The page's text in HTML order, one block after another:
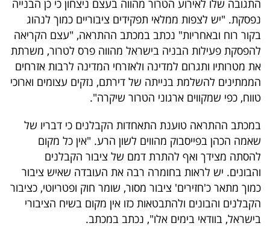
פרסמו
באייס
עקבו
אחרינו:
התגובה שלו לאירוע הטרור מהווה בעצם ניצחון כי כן הבנייה
נפסקת. "יש לצפות ממלאי תפקידים ציבוריים כמוך לנהוג
בקור רוח ובאחריות" נכתב במכתב ההתראה, "עצם הקריאה
להפסקת פעילות הבניה בישראל מהווה פרס לטרור, משרתת
את מטרותיו ותגרום למדינה ולאזרחי המדינה לרבות אזרחים
הממתינים להשלמת בנייתה של דירתם, נזקים עצומים וארוכי
טווח, כפי שמקווים ארגוני הטרור שיקרה".
במכתב ההתראה טוענת התאחדות הקבלנים כי דבריו של
שאמה הכהן בפייסבוק מהווים לשון הרע. "אין כל מקום
להסתה מצידך ואף להתרת דמם של ציבור הקבלנים
והבונים. יש לראות בחומרה רבה את העובדה שאיש ציבור
כמוך מתאר כ'חזירים' ציבור מסור, שומר חוק ופטריוטי, כציבור
הקבלנים והבונים ולהתבטאות כזו אין מקום בשיח הציבורי
בישראל, בוודאי בימים אלו", נכתב במכתב.